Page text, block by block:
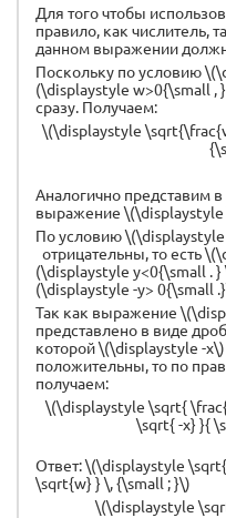
Для того чтобы
правило, как числитель,
данном выражении
Поскольку по условию
(\displaystyle w>0{\small ,
сразу. Получаем:
\(\displaystyle
Аналогично представим
выражение
По условию
отрицательны, то есть
(\displaystyle y<0{\small .
(\displaystyle -y> 0{\small
Так как выражение
представлено в виде
которой \(\displaystyle -
положительны, то по
получаем:
\(\displaystyle \sqrt{
\sqrt{ -x} }{
Ответ: \(\displaystyle
\sqrt{w} } \, {\small ; }\)
\(\displaystyle